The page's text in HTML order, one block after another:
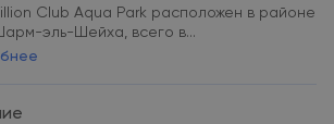
Club Aqua Park расположен в районе
эль-Шейха, всего в...